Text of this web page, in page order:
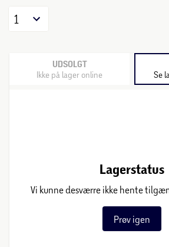
1
UDSOLGT
Ikke på lager online Se
Lagerstatus
Vi kunne desværre ikke hente
Prøv igen